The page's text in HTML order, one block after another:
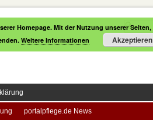
portalpflege.de News
Homepage. Mit der Nutzung unserer Seiten,
Weitere Informationen Akzeptieren